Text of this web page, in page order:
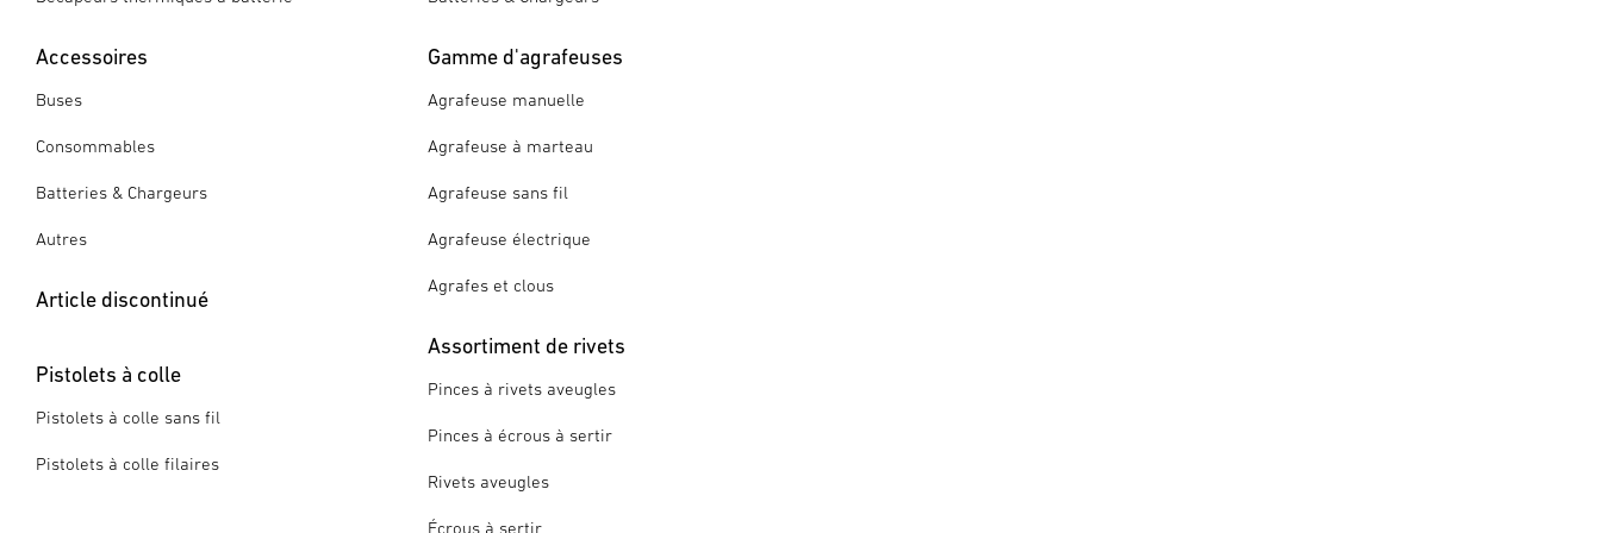
Accessoires
Buses
Consommables
Batteries & Chargeurs
Autres
Article discontinué
Pistolets à colle
Pistolets à colle sans fil
Pistolets à colle filaires
Gamme d'agrafeuses
Agrafeuse manuelle
Agrafeuse à marteau
Agrafeuse sans fil
Agrafeuse électrique
Agrafes et clous
Assortiment de rivets
Pinces à rivets aveugles
Pinces à écrous à sertir
Rivets aveugles
Écrous à sertir